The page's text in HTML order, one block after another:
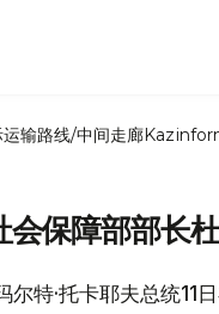
输路线/中间走廊
保障部部长
特·托卡耶夫总统11